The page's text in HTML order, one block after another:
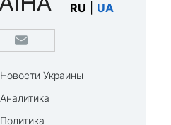
RU UA
Новости Украины
Аналитика
Политика